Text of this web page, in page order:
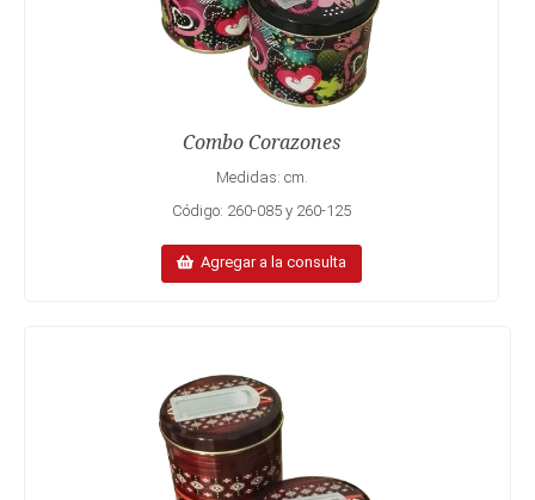
Combo Corazones
Medidas: cm.
Código: 260-085 y 260-125
Agregar a la consulta